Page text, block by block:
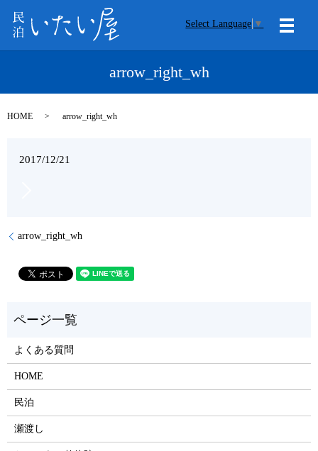
Select Language ▼
メニ
arrow_right_wh
HOME arrow_right_wh
2017/12/21
arrow_right_wh
よくある質問
HOME
民泊
瀬渡し